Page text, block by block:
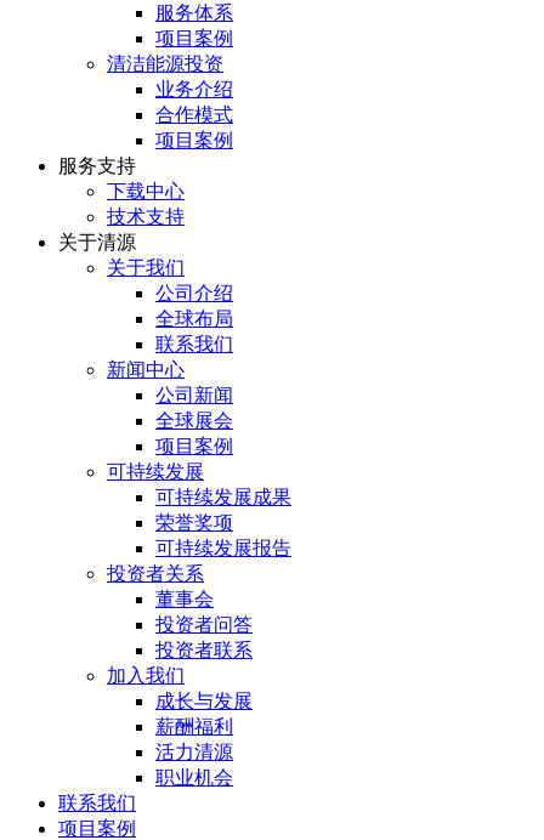
服务体系
项目案例
清洁能源投资
业务介绍
合作模式
项目案例
服务⽀持
下载中心
技术支持
关于清源
关于我们
公司介绍
全球布局
联系我们
新闻中心
公司新闻
全球展会
项目案例
可持续发展
可持续发展成果
荣誉奖项
可持续发展报告
投资者关系
董事会
投资者问答
投资者联系
加入我们
成长与发展
薪酬福利
活力清源
职业机会
联系我们
项目案例